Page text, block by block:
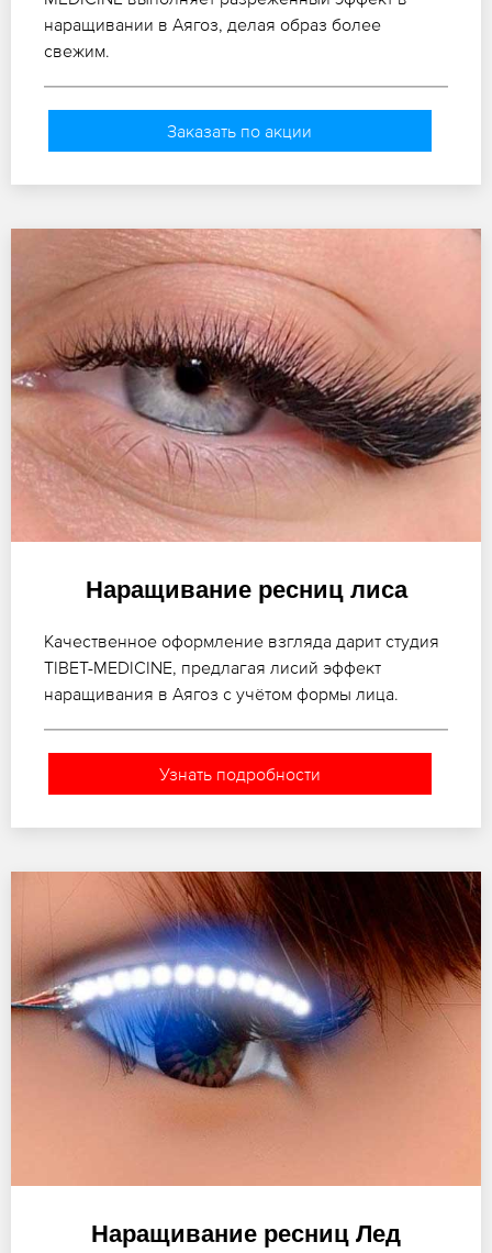
наращивании в Аягоз, делая образ более
свежим.
Заказать по акции
Наращивание ресниц лиса
Качественное оформление взгляда дарит студия
TIBET-MEDICINE, предлагая лисий эффект
наращивания в Аягоз с учётом формы лица.
Узнать подробности
Наращивание ресниц Лед